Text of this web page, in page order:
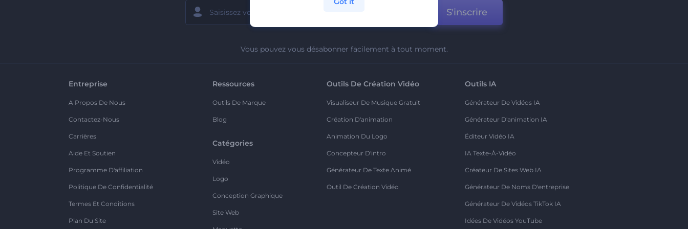
S'inscrire
Vous pouvez vous désabonner facilement à tout moment.
Entreprise
A Propos De Nous
Contactez-Nous
Carrières
Aide Et Soutien
Programme D'affiliation
Politique De Confidentialité
Termes Et Conditions
Plan Du Site
Ressources
Outils De Marque
Blog
Catégories
Vidéo
Logo
Conception Graphique
Site Web
Outils De Création Vidéo
Visualiseur De Musique Gratuit
Création D'animation
Animation Du Logo
Concepteur D'intro
Générateur De Texte Animé
Outil De Création Vidéo
Outils IA
Générateur De Vidéos IA
Générateur D'animation IA
Éditeur Vidéo IA
IA Texte-À-Vidéo
Créateur De Sites Web IA
Générateur De Noms D'entreprise
Générateur De Vidéos TikTok IA
Idées De Vidéos YouTube